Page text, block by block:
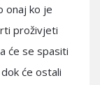
onaj ko je
proživjeti
će se spasiti
će ostali